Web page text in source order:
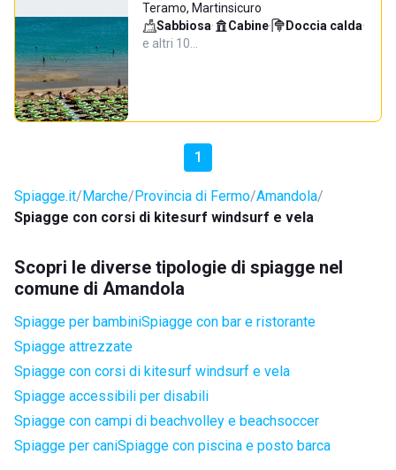
Teramo, Martinsicuro
Sabbiosa· Cabine· Doccia calda·
e altri 10…
1
Spiagge.it Marche Provincia di Fermo Amandola
Spiagge con corsi di kitesurf windsurf e vela
Scopri le diverse tipologie di spiagge nel
comune di Amandola
Spiagge per bambiniSpiagge con bar e ristorante
Spiagge attrezzate
Spiagge con corsi di kitesurf windsurf e vela
Spiagge accessibili per disabili
Spiagge con campi di beachvolley e beachsoccer
Spiagge per caniSpiagge con piscina e posto barca